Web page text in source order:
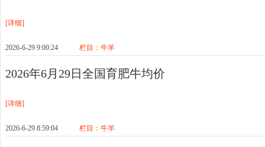
[详细]
2026-6-29 9:00:24 栏目： 牛羊
2026年6月29日全国育肥牛均价
[详细]
2026-6-29 8:59:04 栏目： 牛羊